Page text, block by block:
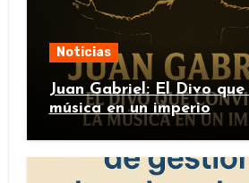
Noticias
Juan Gabriel: El Divo
música en un imperio